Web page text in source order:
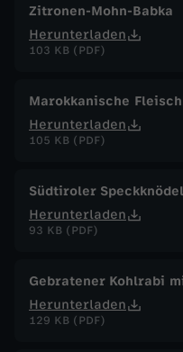
Zitronen-Mohn-Babka
Herunterladen
103 KB (PDF)
Marokkanische
Herunterladen
105 KB (PDF)
Südtiroler Speckknödel
Herunterladen
93 KB (PDF)
Gebratener Kohlrabi
Herunterladen
129 KB (PDF)